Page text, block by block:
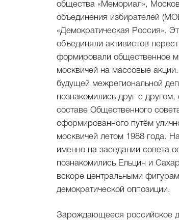
общества «Мемориал»,
объединения избирателей
«Демократическая Россия».
объединяли активистов перестройки,
формировали общественное
москвичей на массовые
будущей межрегиональной
познакомились друг с другом,
составе Общественного
сформированного путём
москвичей летом 1988 года.
именно на заседании совета
познакомились Ельцин и
вскоре центральными
демократической оппозиции.
Зарождающееся российское